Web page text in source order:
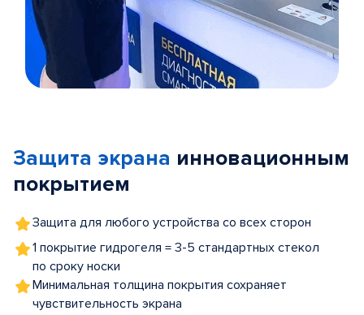
5
Защита экрана инновационным
покрытием
Защита для любого устройства со всех сторон
1 покрытие гидрогеля = 3-5 стандартных стекол
по сроку носки
Минимальная толщина покрытия сохраняет
чувствительность экрана